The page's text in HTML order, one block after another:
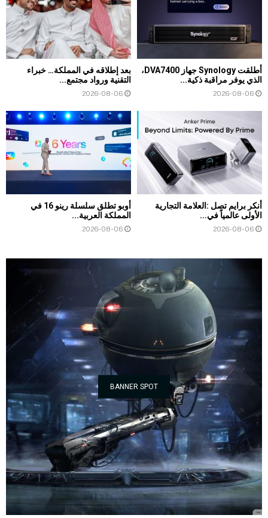
أطلقت Synology جهاز DVA7400،
الذي يوفر مراقبة ذكية...
2026-08-06
بعد إطلاقه في المملكة… خبراء
التقنية ورواد مجتمع...
2026-08-06
أنكر برايم تصل :العلامة التجارية
الأولى عالمياً في...
2026-08-06
أوبو تطلق سلسلة رينو 16 في
المملكة العربية...
2026-08-06
BANNER SPOT